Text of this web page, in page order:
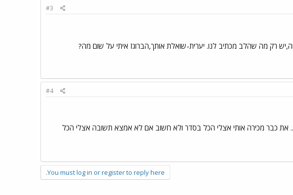
#3
רק מה שהלב מכתיב לנו. יערית-שואלת אותך,הברוגז איתי על שום מה?
#4
את כבר מכירה אותי אצלי הכל בסדר ולא חשוב אם לא אמצא תשובה אצלי הכל
You must log in or register to reply here.